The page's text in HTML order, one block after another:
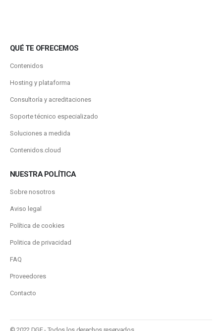
QUÉ TE OFRECEMOS
Contenidos
Hosting y plataforma
Consultoría y acreditaciones
Soporte técnico especializado
Soluciones a medida
Contenidos.cloud
NUESTRA POLÍTICA
Sobre nosotros
Aviso legal
Política de cookies
Politica de privacidad
FAQ
Proveedores
Contacto